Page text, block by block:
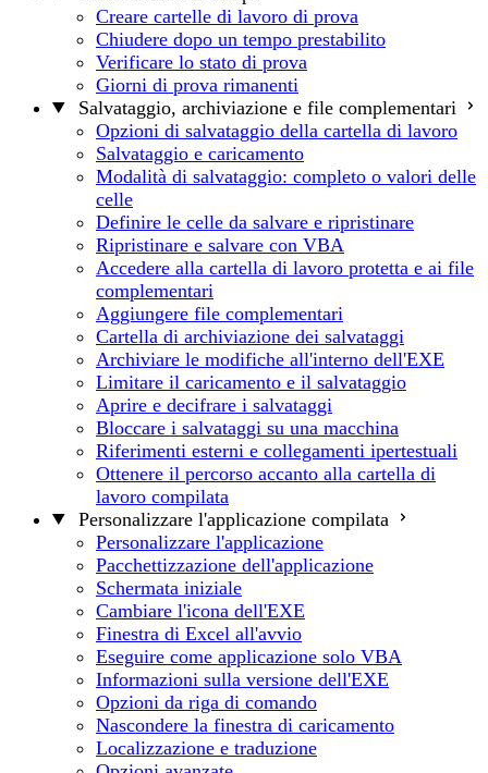
Creare cartelle di lavoro di prova
Chiudere dopo un tempo prestabilito
Verificare lo stato di prova
Giorni di prova rimanenti
Salvataggio, archiviazione e file complementari
Opzioni di salvataggio della cartella di lavoro
Salvataggio e caricamento
Modalità di salvataggio: completo o valori delle
celle
Definire le celle da salvare e ripristinare
Ripristinare e salvare con VBA
Accedere alla cartella di lavoro protetta e ai file
complementari
Aggiungere file complementari
Cartella di archiviazione dei salvataggi
Archiviare le modifiche all'interno dell'EXE
Limitare il caricamento e il salvataggio
Aprire e decifrare i salvataggi
Bloccare i salvataggi su una macchina
Riferimenti esterni e collegamenti ipertestuali
Ottenere il percorso accanto alla cartella di
lavoro compilata
Personalizzare l'applicazione compilata
Personalizzare l'applicazione
Pacchettizzazione dell'applicazione
Schermata iniziale
Cambiare l'icona dell'EXE
Finestra di Excel all'avvio
Eseguire come applicazione solo VBA
Informazioni sulla versione dell'EXE
Opzioni da riga di comando
Nascondere la finestra di caricamento
Localizzazione e traduzione